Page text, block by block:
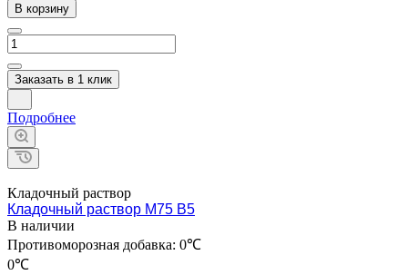
В корзину
Заказать в 1 клик
Подробнее
Кладочный раствор
Кладочный раствор М75 В5
В наличии
Противоморозная добавка: 0℃
0℃